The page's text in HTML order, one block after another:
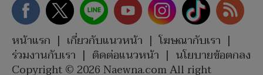
หน้าแรก | เกี่ยวกับแนวหน้า | โฆษณากับเรา |
ร่วมงานกับเรา | ติดต่อแนวหน้า | นโยบายข้อตกลง
Copyright © 2026 Naewna.com All right